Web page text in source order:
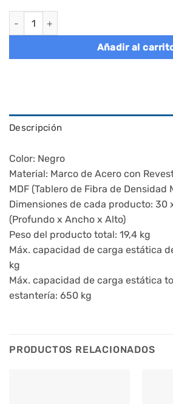
Juego de 2 estanterías pesadas de 5
Añadir al
Descripción
Color: Negro
Material: Marco de Acero con
MDF (Tablero de Fibra de Densidad
Dimensiones de cada producto: 30
(Profundo x Ancho x Alto)
Peso del producto total: 19,4 kg
Máx. capacidad de carga estática
kg
Máx. capacidad de carga estática
estantería: 650 kg
PRODUCTOS RELACIONADOS